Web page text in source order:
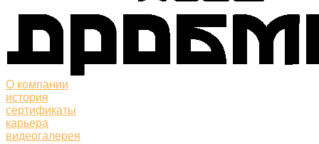
О компании
история
сертификаты
карьера
видеогалерея